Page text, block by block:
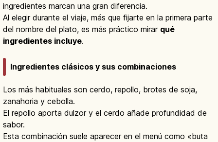
ingredientes marcan una gran diferencia.
Al elegir durante el viaje, más que fijarte en la primera parte
del nombre del plato, es más práctico mirar qué
ingredientes incluye.
Ingredientes clásicos y sus combinaciones
Los más habituales son cerdo, repollo, brotes de soja,
zanahoria y cebolla.
El repollo aporta dulzor y el cerdo añade profundidad de
sabor.
Esta combinación suele aparecer en el menú como «buta